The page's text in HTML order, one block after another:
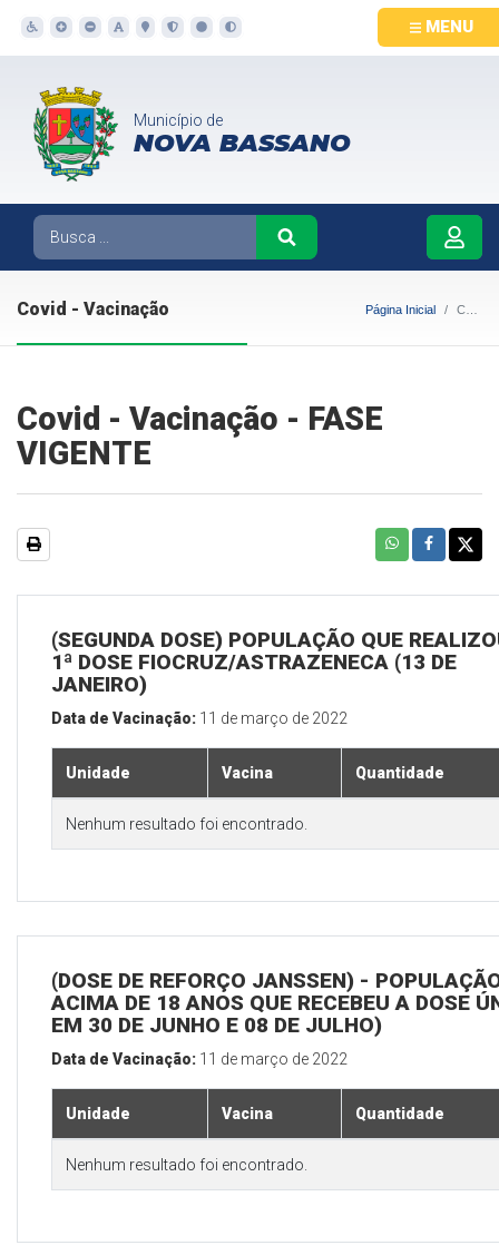
MENU
Município de
NOVA BASSANO
Covid - Vacinação Página Inicial Covid - Vacinação
Covid - Vacinação - FASE
VIGENTE
(SEGUNDA DOSE) POPULAÇÃO QUE
1ª DOSE FIOCRUZ/ASTRAZENECA (13 DE
JANEIRO)
Data de Vacinação: 11 de março de 2022
Unidade Vacina Quantidade
Nenhum resultado foi encontrado.
(DOSE DE REFORÇO JANSSEN) -
ACIMA DE 18 ANOS QUE RECEBEU A DOSE
EM 30 DE JUNHO E 08 DE JULHO)
Data de Vacinação: 11 de março de 2022
Unidade Vacina Quantidade
Nenhum resultado foi encontrado.